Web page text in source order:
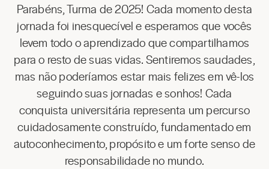
Parabéns, Turma de 2025! Cada momento desta
jornada foi inesquecível e esperamos que vocês
levem todo o aprendizado que compartilhamos
para o resto de suas vidas. Sentiremos saudades,
mas não poderíamos estar mais felizes em vê-los
seguindo suas jornadas e sonhos! Cada
conquista universitária representa um percurso
cuidadosamente construído, fundamentado em
autoconhecimento, propósito e um forte senso de
responsabilidade no mundo.